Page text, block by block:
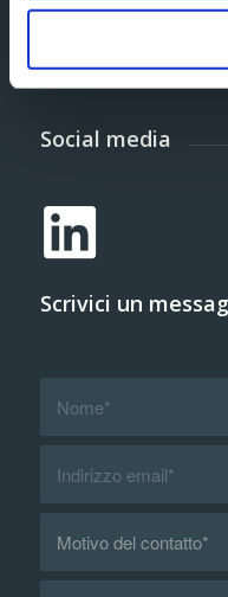
Social media
Scrivici un